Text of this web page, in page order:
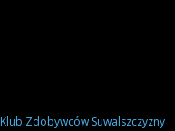
Klub Zdobywców Suwalszczyzny